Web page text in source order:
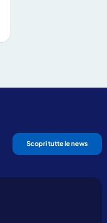
Scopri tutte le news